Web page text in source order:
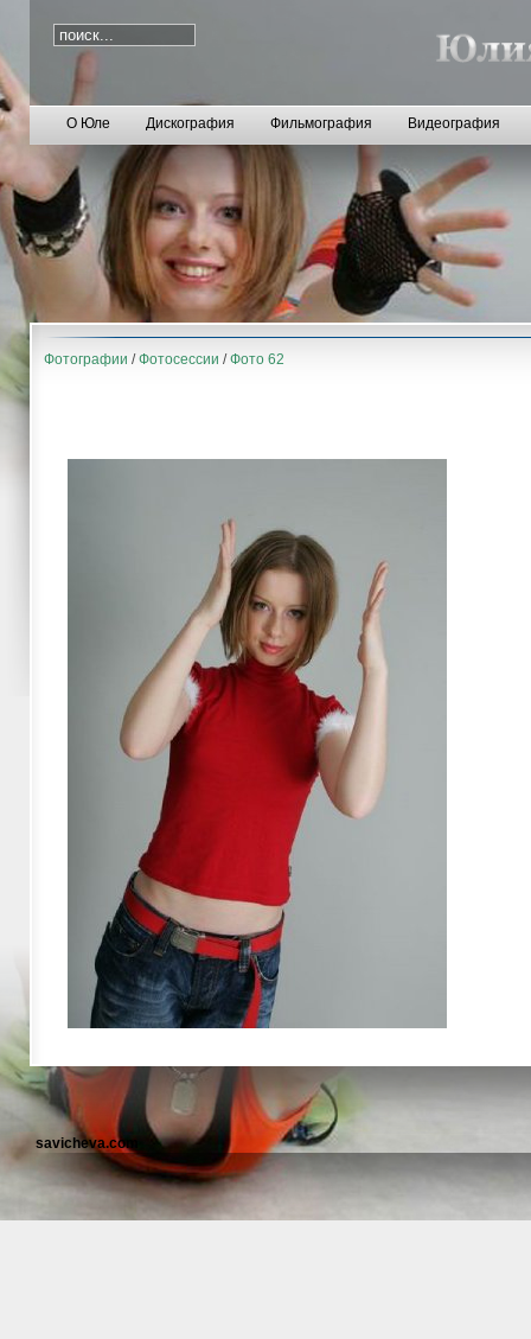
О Юле Дискография Фильмография Видеография
Фотографии /Фотосессии /Фото 62
savicheva.com